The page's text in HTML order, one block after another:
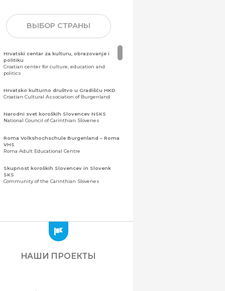
ВЫБОР СТРАНЫ
Hrvatski centar za kulturu, obrazovanje i
politiku
Croatian center for culture, education and
politics
Hrvatsko kulturno društvo u Gradišću HKD
Croatian Cultural Association of Burgenland
Narodni svet koroških Slovencev NSKS
National Council of Carinthian Slovenes
Roma Volkshochschule Burgenland – Roma
VHS
Roma Adult Educational Centre
Skupnost koroških Slovencev in Slovenk
SKS
Community of the Carinthian Slovenes
Zajednica Crnogoraca u Albaniji “ZCGA” -
ElbasanНАШИ ПРОЕКТЫ